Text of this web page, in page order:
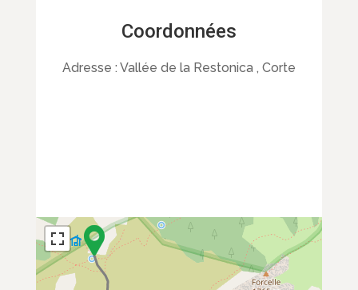
Coordonnées
Adresse : Vallée de la Restonica , Corte